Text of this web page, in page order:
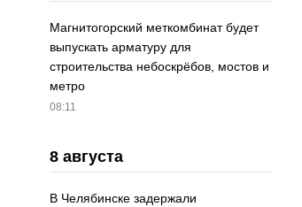
Магнитогорский меткомбинат будет
выпускать арматуру для
строительства небоскрёбов, мостов и
метро
08:11
8 августа
В Челябинске задержали